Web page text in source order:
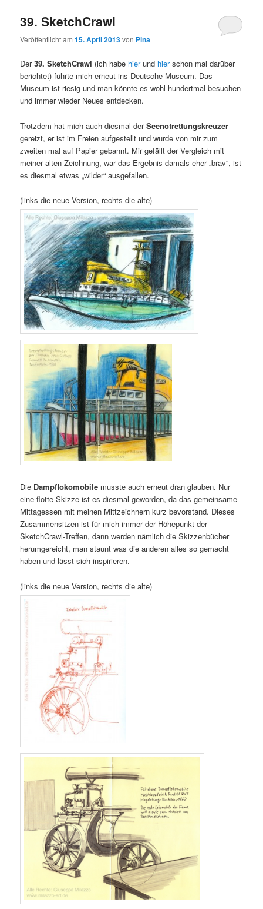
39. SketchCrawl
Veröffentlicht am15. April 2013von Pina
Der39. SketchCrawl (ich habe hierund hierschon mal darüber
berichtet) führte mich erneut ins Deutsche Museum. Das
Museum ist riesig und man könnte es wohl hundertmal besuchen
und immer wieder Neues entdecken.
Trotzdem hat mich auch diesmal derSeenotrettungskreuzer
gereizt, er ist im Freien aufgestellt und wurde von mir zum
zweiten mal auf Papier gebannt. Mir gefällt der Vergleich mit
meiner alten Zeichnung, war das Ergebnis damals eher „brav“, ist
es diesmal etwas „wilder“ ausgefallen.
(links die neue Version, rechts die alte)
Die Dampflokomobile musste auch erneut dran glauben. Nur
eine flotte Skizze ist es diesmal geworden, da das gemeinsame
Mittagessen mit meinen Mittzeichnern kurz bevorstand. Dieses
Zusammensitzen ist für mich immer der Höhepunkt der
SketchCrawl-Treffen, dann werden nämlich die Skizzenbücher
herumgereicht, man staunt was die anderen alles so gemacht
haben und lässt sich inspirieren.
(links die neue Version, rechts die alte)